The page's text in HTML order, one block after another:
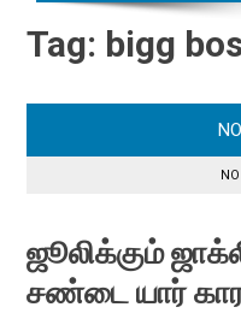
Tag: bigg
ஜூலிக்கும்
சண்டை யார்